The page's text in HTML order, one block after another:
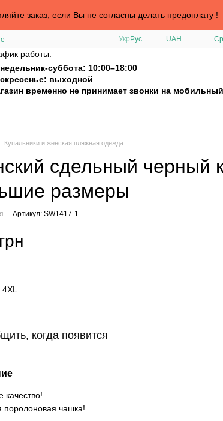
заказ, если Вы не согласны делать предоплату !
Укр Рус UAH
работы:
суббота: 10:00–18:00
выходной
временно не принимает звонки на
Купальники и женская пляжная одежда
сдельный черный
размеры
Артикул: SW1417-1
4XL
когда появится
качество!
чашка!